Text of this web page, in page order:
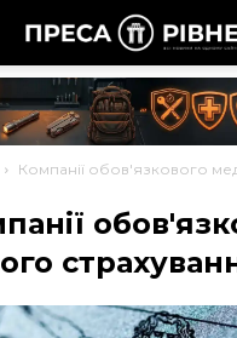
Компанії обов'язкового